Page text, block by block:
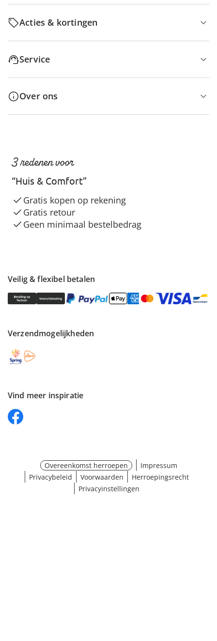
Acties & kortingen
Service
Over ons
Veilig & flexibel betalen
Verzendmogelijkheden
Vind meer inspiratie
3 redenen voor
“Huis & Comfort”
Gratis kopen op rekening
Gratis retour
Geen minimaal bestelbedrag
Overeenkomst herroepen
Impressum
Privacybeleid
Voorwaarden
Herroepingsrecht
Privacyinstellingen